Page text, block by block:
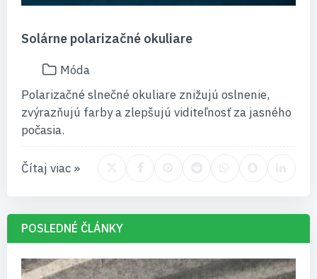
Solárne polarizačné okuliare
Móda
Polarizačné slnečné okuliare znižujú oslnenie,
zvýrazňujú farby a zlepšujú viditeľnosť za jasného
počasia.
Čítaj viac »
POSLEDNÉ ČLÁNKY